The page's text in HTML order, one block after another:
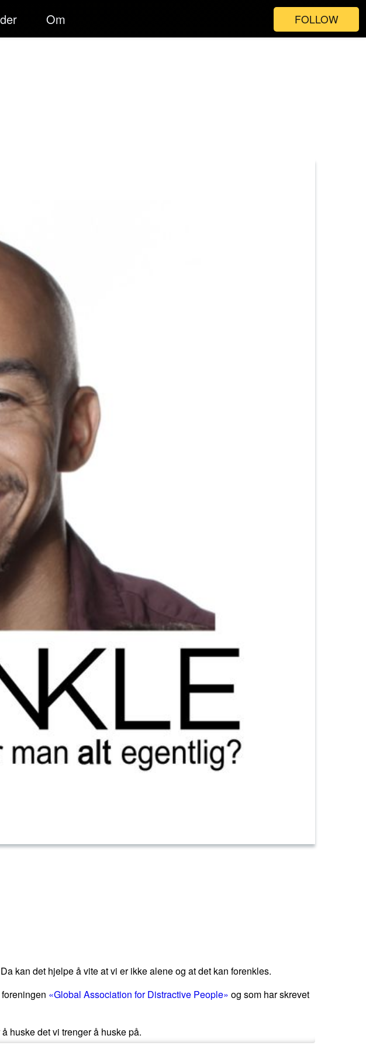
Om FOLLOW
kan det hjelpe å vite at vi er ikke alene og at det kan forenkles.
«Global Association for Distractive People» og som har skrevet
huske det vi trenger å huske på.